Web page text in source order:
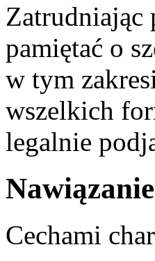
Zatrudniając
pamiętać o
w tym
wszelkich
legalnie
Cechami